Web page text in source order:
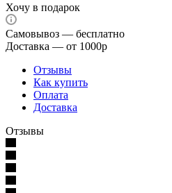
Хочу в подарок
Самовывоз — бесплатно
Доставка — от 1000р
Отзывы
Как купить
Оплата
Доставка
Отзывы